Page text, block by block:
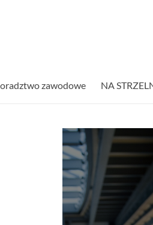
zawodowe NA